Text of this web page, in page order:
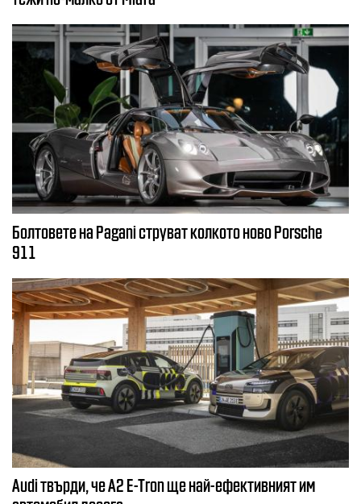
Болтовете на Pagani струват колкото ново Porsche
911
Audi твърди, че A2 E-Tron ще най-ефективният им